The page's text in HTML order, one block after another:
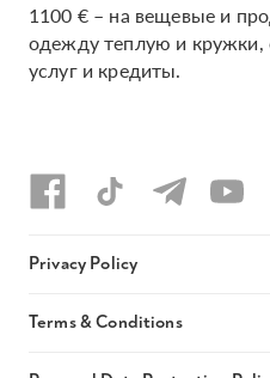
1100 € – на вещевые и
одежду теплую и кружки,
услуг и кредиты.
Privacy Policy
Terms & Conditions